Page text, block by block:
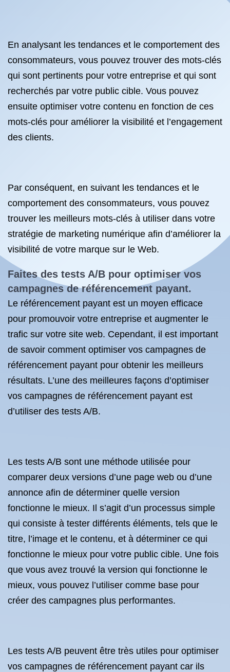
En analysant les tendances et le comportement des
consommateurs, vous pouvez trouver des mots-clés
qui sont pertinents pour votre entreprise et qui sont
recherchés par votre public cible. Vous pouvez
ensuite optimiser votre contenu en fonction de ces
mots-clés pour améliorer la visibilité et l’engagement
des clients.
Par conséquent, en suivant les tendances et le
comportement des consommateurs, vous pouvez
trouver les meilleurs mots-clés à utiliser dans votre
stratégie de marketing numérique afin d’améliorer la
visibilité de votre marque sur le Web.
Faites des tests A/B pour optimiser vos
campagnes de référencement payant.
Le référencement payant est un moyen efficace
pour promouvoir votre entreprise et augmenter le
trafic sur votre site web. Cependant, il est important
de savoir comment optimiser vos campagnes de
référencement payant pour obtenir les meilleurs
résultats. L’une des meilleures façons d’optimiser
vos campagnes de référencement payant est
d’utiliser des tests A/B.
Les tests A/B sont une méthode utilisée pour
comparer deux versions d’une page web ou d’une
annonce afin de déterminer quelle version
fonctionne le mieux. Il s’agit d’un processus simple
qui consiste à tester différents éléments, tels que le
titre, l’image et le contenu, et à déterminer ce qui
fonctionne le mieux pour votre public cible. Une fois
que vous avez trouvé la version qui fonctionne le
mieux, vous pouvez l’utiliser comme base pour
créer des campagnes plus performantes.
Les tests A/B peuvent être très utiles pour optimiser
vos campagnes de référencement payant car ils